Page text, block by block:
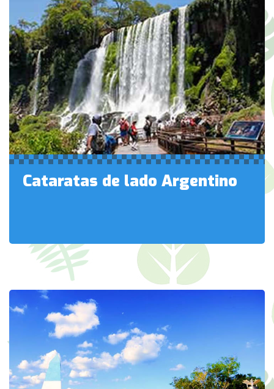
Cataratas de lado Argentino